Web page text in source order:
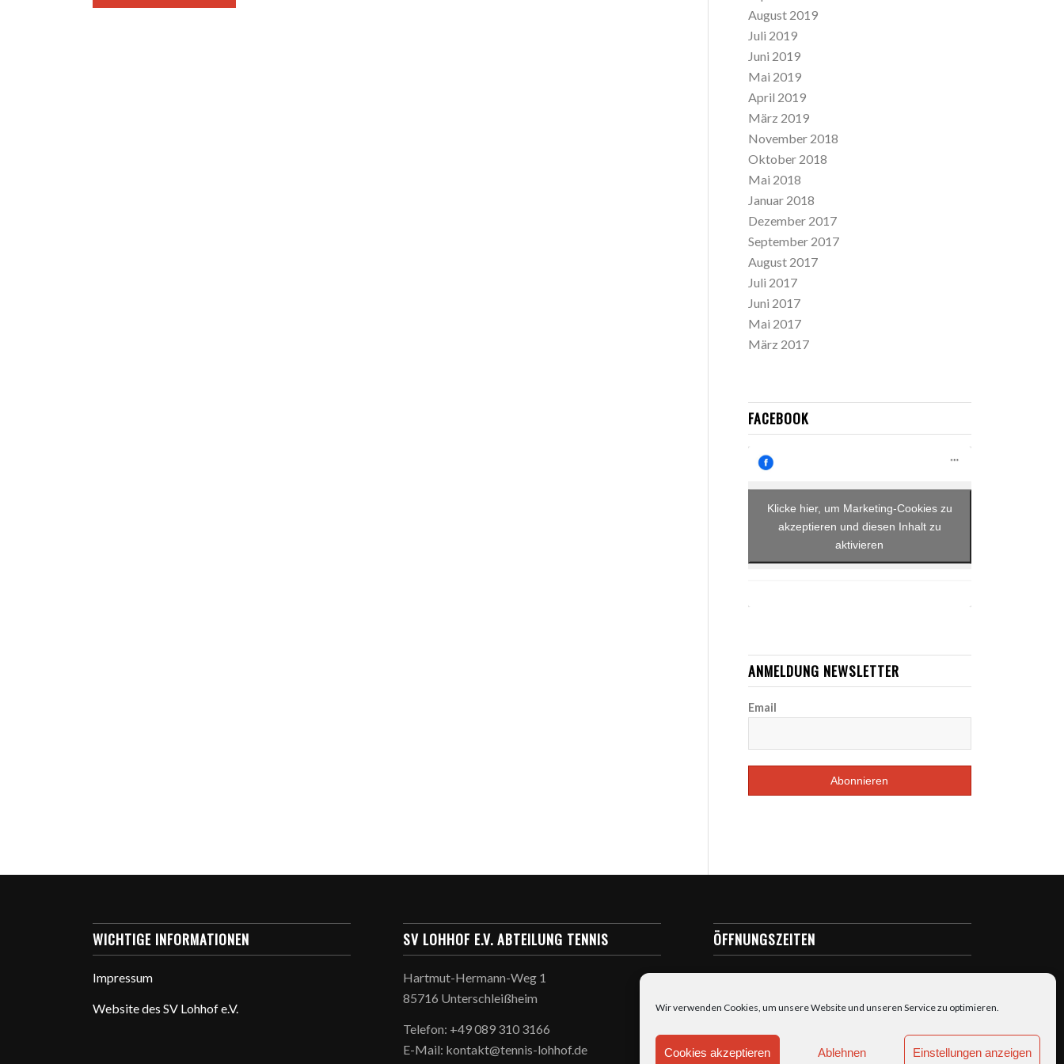
Wir verwenden Cookies, um unsere Website und unseren Service zu optimieren.
Cookies akzeptieren Ablehnen Einstellungen anzeigen
August 2019
Juli 2019
Juni 2019
Mai 2019
April 2019
März 2019
November 2018
Oktober 2018
Mai 2018
Januar 2018
Dezember 2017
September 2017
August 2017
Juli 2017
Juni 2017
Mai 2017
März 2017
FACEBOOK
Klicke hier, um Marketing-Cookies zu
akzeptieren und diesen Inhalt zu
aktivieren
ANMELDUNG NEWSLETTER
Email
WICHTIGE INFORMATIONEN
Impressum
Website des SV Lohhof e.V.
SV LOHHOF E.V. ABTEILUNG TENNIS
Hartmut-Hermann-Weg 1
85716 Unterschleißheim
Telefon: +49 089 310 3166
E-Mail: kontakt@tennis-lohhof.de
ÖFFNUNGSZEITEN
täglich: 7:00-23:00